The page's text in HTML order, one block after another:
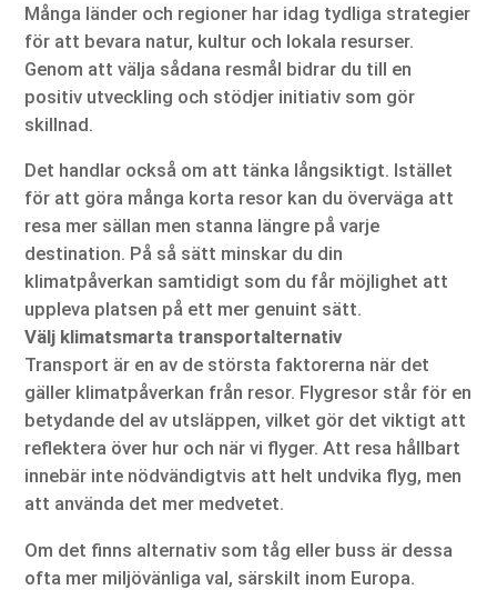
Många länder och regioner har idag tydliga strategier
för att bevara natur, kultur och lokala resurser.
Genom att välja sådana resmål bidrar du till en
positiv utveckling och stödjer initiativ som gör
skillnad.
Det handlar också om att tänka långsiktigt. Istället
för att göra många korta resor kan du överväga att
resa mer sällan men stanna längre på varje
destination. På så sätt minskar du din
klimatpåverkan samtidigt som du får möjlighet att
uppleva platsen på ett mer genuint sätt.
Välj klimatsmarta transportalternativ
Transport är en av de största faktorerna när det
gäller klimatpåverkan från resor. Flygresor står för en
betydande del av utsläppen, vilket gör det viktigt att
reflektera över hur och när vi flyger. Att resa hållbart
innebär inte nödvändigtvis att helt undvika flyg, men
att använda det mer medvetet.
Om det finns alternativ som tåg eller buss är dessa
ofta mer miljövänliga val, särskilt inom Europa.